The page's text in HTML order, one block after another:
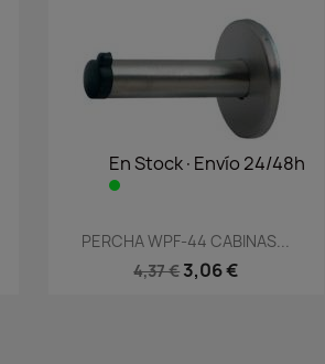
En Stock·Envío 24/48h
Vista rápida
PERCHA WPF-44 CABINAS...
4,37 € 3,06 €